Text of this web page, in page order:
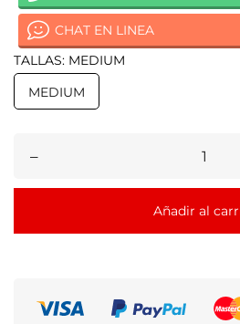
CHAT EN LINEA
TALLAS: MEDIUM
MEDIUM
–
Añadir al